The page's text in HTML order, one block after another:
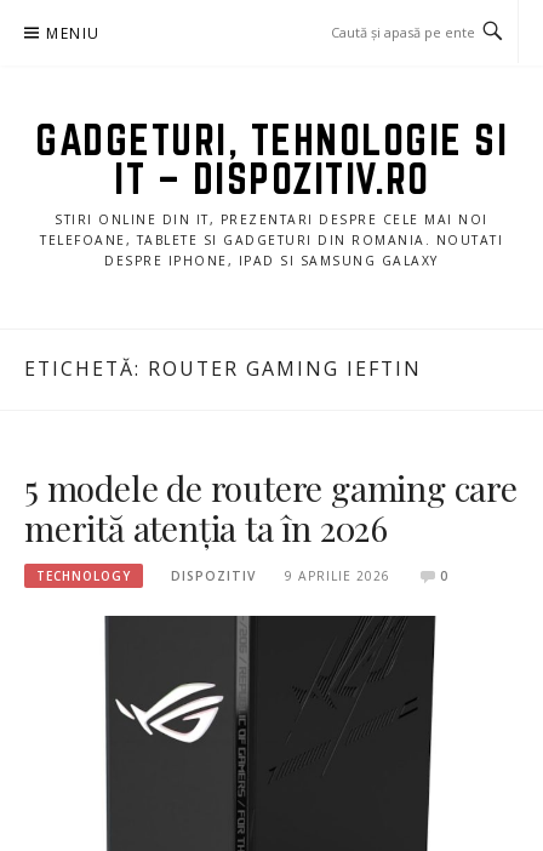
MENIU
GADGETURI, TEHNOLOGIE SI
IT – DISPOZITIV.RO
STIRI ONLINE DIN IT, PREZENTARI DESPRE CELE MAI NOI
TELEFOANE, TABLETE SI GADGETURI DIN ROMANIA. NOUTATI
DESPRE IPHONE, IPAD SI SAMSUNG GALAXY
ETICHETĂ: ROUTER GAMING IEFTIN
5 modele de routere gaming care
merită atenția ta în 2026
TECHNOLOGY DISPOZITIV 9 APRILIE 2026 0